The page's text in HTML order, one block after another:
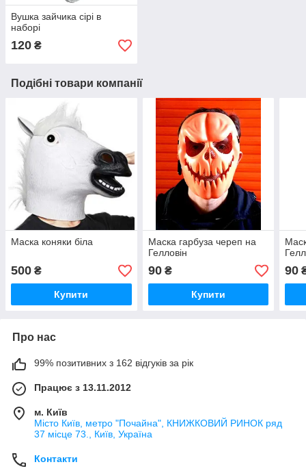
Вушка зайчика сірі в
наборі
120 ₴
Подібні товари компанії
Маска коняки біла
500 ₴
Купити
Маска гарбуза череп на
Гелловін
90₴
Купити
90
Про нас
99% позитивних з 162 відгуків за рік
Працює з 13.11.2012
м. Київ
Місто Київ, метро "Почайна", КНИЖКОВИЙ РИНОК ряд
37 місце 73., Київ, Україна
Контакти